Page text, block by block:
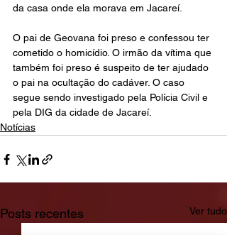
da casa onde ela morava em Jacareí.
O pai de Geovana foi preso e confessou ter
cometido o homicídio. O irmão da vítima que
também foi preso é suspeito de ter ajudado
o pai na ocultação do cadáver. O caso
segue sendo investigado pela Polícia Civil e
pela DIG da cidade de Jacareí.
Notícias
Posts recentes Ver tudo